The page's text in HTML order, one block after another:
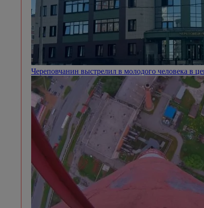
Череповчанин выстрелил в молодого человека в